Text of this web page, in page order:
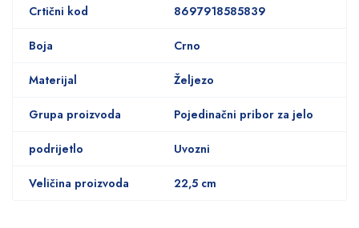
Crtični kod 8697918585839
Boja Crno
Materijal Željezo
Grupa proizvoda Pojedinačni pribor za jelo
podrijetlo Uvozni
Veličina proizvoda 22,5 cm